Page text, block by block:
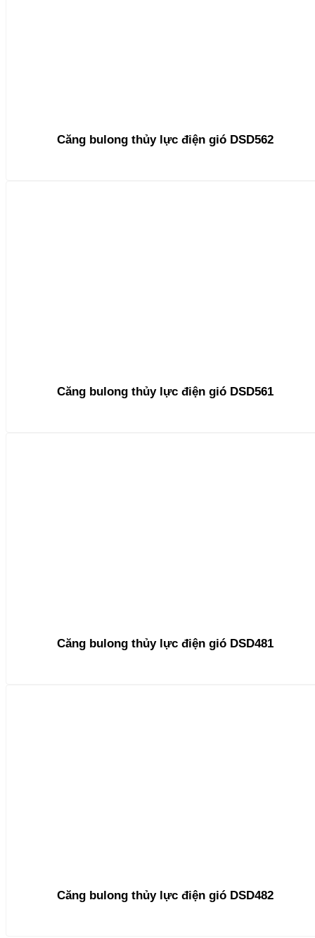
Căng bulong thủy lực điện gió DSD562
Căng bulong thủy lực điện gió DSD561
Căng bulong thủy lực điện gió DSD481
Căng bulong thủy lực điện gió DSD482